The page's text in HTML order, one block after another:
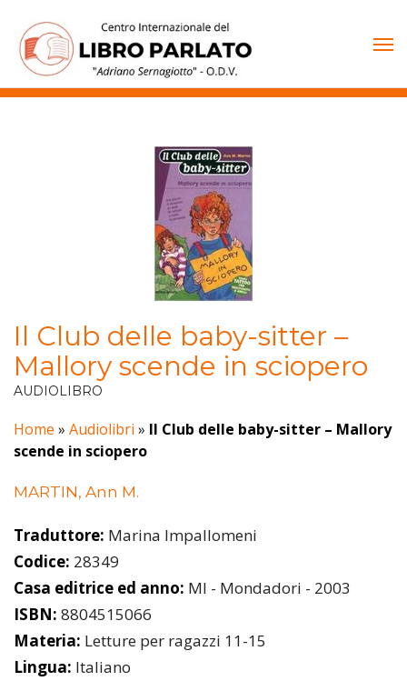
contenuto
Il Club delle baby-sitter –
Mallory scende in sciopero
AUDIOLIBRO
Home » Audiolibri » Il Club delle baby-sitter – Mallory
scende in sciopero
MARTIN, Ann M.
Traduttore: Marina Impallomeni
Codice: 28349
Casa editrice ed anno: MI - Mondadori - 2003
ISBN: 8804515066
Materia: Letture per ragazzi 11-15
Lingua: Italiano